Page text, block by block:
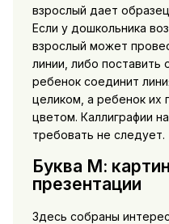
взрослый дает
Если у дошкольника
взрослый может
линии, либо поставить
ребенок соединит
целиком, а ребенок их
цветом. Каллиграфии
требовать не следует.
Буква М:
презентации
Здесь собраны